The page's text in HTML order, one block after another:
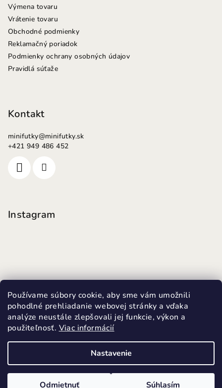
Používame súbory cookie, aby sme vám umožnili
pohodlné prehliadanie webovej stránky a vďaka
analýze neustále zlepšovali jej funkcie, výkon a
použiteľnosť. Viac informácií
Nastavenie
Odmietnuť Súhlasím
Výmena tovaru
Vrátenie tovaru
Obchodné podmienky
Reklamačný poriadok
Podmienky ochrany osobných údajov
Pravidlá súťaže
Kontakt
minifutky@minifutky.sk
+421 949 486 452
Instagram
Sledovať na Instagrame
Upraviť nastavenie cookies